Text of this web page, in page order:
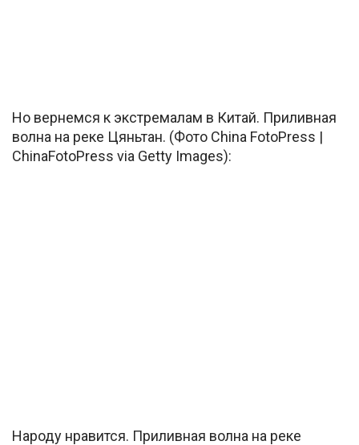
Но вернемся к экстремалам в Китай. Приливная
волна на реке Цяньтан. (Фото China FotoPress |
ChinaFotoPress via Getty Images):
Народу нравится. Приливная волна на реке